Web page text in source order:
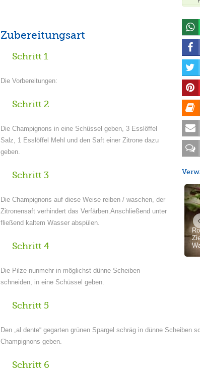
Zubereitungsart
Schritt 1
Die Vorbereitungen:
Schritt 2
Die Champignons in eine Schüssel geben, 3 Esslöffel
Salz, 1 Esslöffel Mehl und den Saft einer Zitrone dazu
geben.
Schritt 3
Die Champignons auf diese Weise reiben / waschen, der
Zitronensaft verhindert das Verfärben.Anschließend unter
fließend kaltem Wasser abspülen.
Schritt 4
Die Pilze nunmehr in möglichst dünne Scheiben
schneiden, in eine Schüssel geben.
Schritt 5
Den „al dente“ gegarten grünen Spargel schräg in dünne Scheiben
Champignons geben.
Schritt 6